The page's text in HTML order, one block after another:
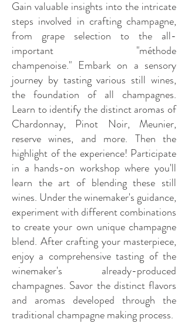
Gain valuable insights into the intricate
steps involved in crafting champagne,
from grape selection to the all-
important "méthode
champenoise." Embark on a sensory
journey by tasting various still wines,
the foundation of all champagnes.
Learn to identify the distinct aromas of
Chardonnay, Pinot Noir, Meunier,
reserve wines, and more. Then the
highlight of the experience! Participate
in a hands-on workshop where you'll
learn the art of blending these still
wines. Under the winemaker's guidance,
experiment with different combinations
to create your own unique champagne
blend. After crafting your masterpiece,
enjoy a comprehensive tasting of the
winemaker's already-produced
champagnes. Savor the distinct flavors
and aromas developed through the
traditional champagne making process.